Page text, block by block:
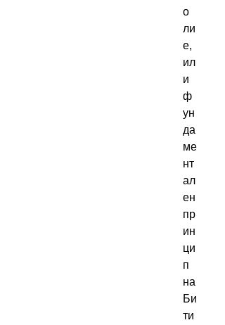
о
ли
е,
ил
и
ф
ун
да
ме
нт
ал
ен
пр
ин
ци
п
на
Би
ти